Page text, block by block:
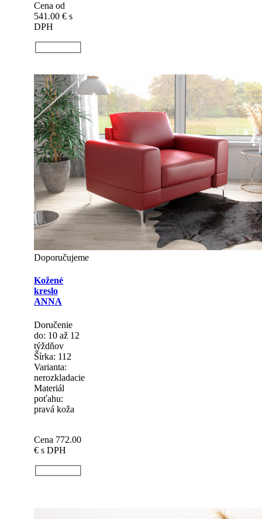
Cena od
541.00 € s
DPH
Doporučujeme
Kožené
kreslo
ANNA
Doručenie
do: 10 až 12
týždňov
Šírka: 112
Varianta:
nerozkladacie
Materiál
poťahu:
pravá koža
Cena 772.00
€ s DPH